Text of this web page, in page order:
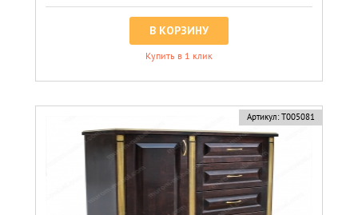
В КОРЗИНУ
Купить в 1 клик
Артикул: Т005081